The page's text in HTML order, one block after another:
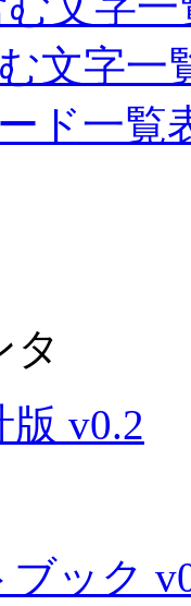
文字一
ド一覧
タ
v0.2
ック